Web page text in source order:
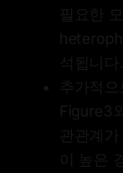
필요한
석됩니다.
추가적
Figure3
관관계
이 높은